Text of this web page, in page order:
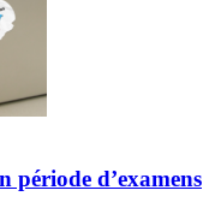
période d’examens